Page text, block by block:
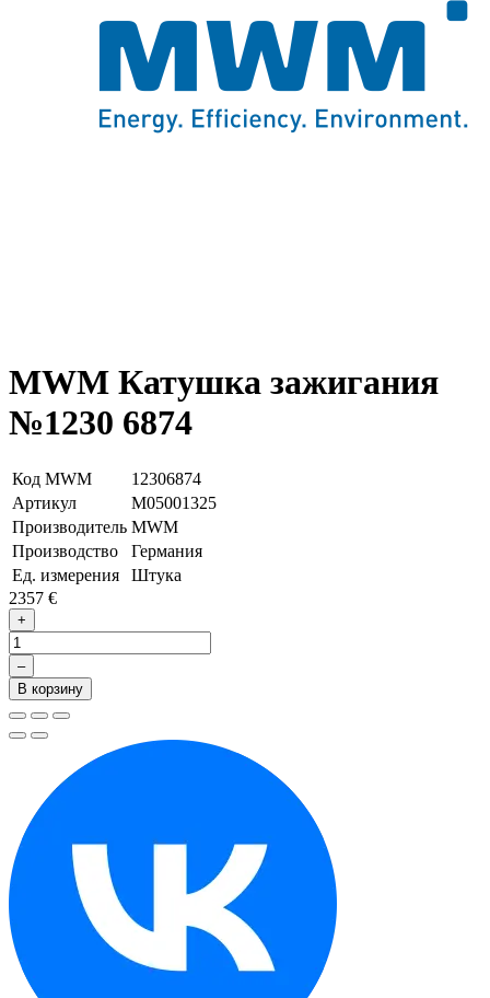
MWM Катушка зажигания
№1230 6874
Код MWM
12306874
Артикул
М05001325
Производитель MWM
Производство
Германия
Ед. измерения
Штука
2357 €
+
–
В корзину